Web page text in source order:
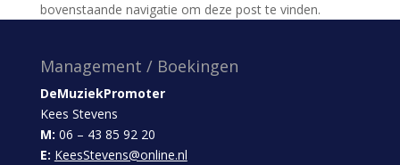
bovenstaande navigatie om deze post te vinden.
Management / Boekingen
DeMuziekPromoter
Kees Stevens
M: 06 – 43 85 92 20
E: KeesStevens@online.nl